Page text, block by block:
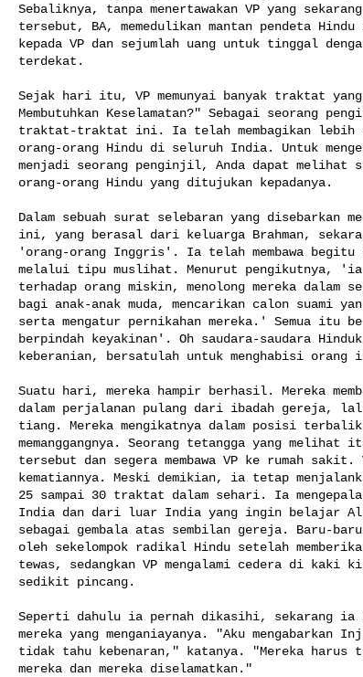
Sebaliknya, tanpa menertawakan VP yang
tersebut, BA, memedulikan mantan pendeta
kepada VP dan sejumlah uang untuk tinggal
terdekat.
Sejak hari itu, VP memunyai banyak traktat yang
Membutuhkan Keselamatan?" Sebagai seorang
traktat-traktat ini. Ia telah membagikan lebih
orang-orang Hindu di seluruh India. Untuk
menjadi seorang penginjil, Anda dapat melihat
orang-orang Hindu yang ditujukan kepadanya.
Dalam sebuah surat selebaran yang disebarkan
ini, yang berasal dari keluarga Brahman,
'orang-orang Inggris'. Ia telah membawa begitu
melalui tipu muslihat. Menurut pengikutnya, 'ia
terhadap orang miskin, menolong mereka dalam
bagi anak-anak muda, mencarikan calon suami
serta mengatur pernikahan mereka.' Semua itu
berpindah keyakinan'. Oh saudara-saudara
keberanian, bersatulah untuk menghabisi orang
Suatu hari, mereka hampir berhasil. Mereka
dalam perjalanan pulang dari ibadah gereja, lalu
tiang. Mereka mengikatnya dalam posisi
memanggangnya. Seorang tetangga yang melihat
tersebut dan segera membawa VP ke rumah sakit.
kematiannya. Meski demikian, ia tetap
25 sampai 30 traktat dalam sehari. Ia
India dan dari luar India yang ingin belajar
sebagai gembala atas sembilan gereja. Baru-
oleh sekelompok radikal Hindu setelah
tewas, sedangkan VP mengalami cedera di kaki
sedikit pincang.
Seperti dahulu ia pernah dikasihi, sekarang ia
mereka yang menganiayanya. "Aku mengabarkan
tidak tahu kebenaran," katanya. "Mereka harus
mereka dan mereka diselamatkan."